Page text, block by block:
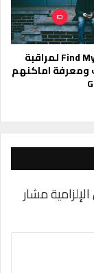
تطبيق Find My Kids لمراقبة
ومعرفة اماكنهم
مشار